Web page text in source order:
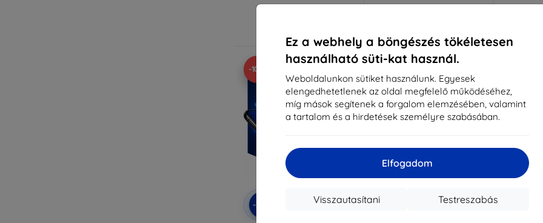
Ez a webhely a böngészés tökéletesen
használható süti-kat használ.
Weboldalunkon sütiket használunk. Egyesek
elengedhetetlenek az oldal megfelelő működéséhez,
míg mások segítenek a forgalom elemzésében, valamint
a tartalom és a hirdetések személyre szabásában.
Elfogadom
Testreszabás
Visszautasítani
6 561 Ft 5 211 Ft
-10%
-10%
Kedvezmény
EXTRA10
Kedvezmény
PETS5